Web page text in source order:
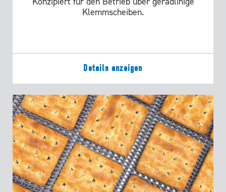
Klemmscheiben.
Details anzeigen